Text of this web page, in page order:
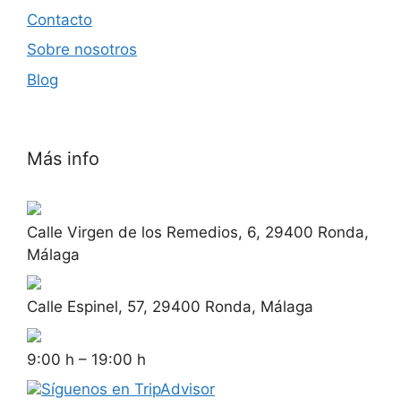
Contacto
Sobre nosotros
Blog
Más info
Calle Virgen de los Remedios, 6, 29400 Ronda,
Málaga
Calle Espinel, 57, 29400 Ronda, Málaga
9:00 h – 19:00 h
Síguenos en TripAdvisor